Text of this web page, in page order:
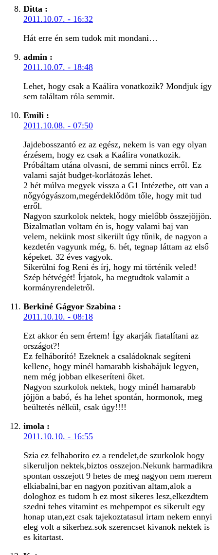
Ditta :
2011.10.07. - 16:32
Hát erre én sem tudok mit mondani…
admin :
2011.10.07. - 18:48
Lehet, hogy csak a Kaálira vonatkozik? Mondjuk így
sem találtam róla semmit.
Emili :
2011.10.08. - 07:50
Jajdebosszantó ez az egész, nekem is van egy olyan
érzésem, hogy ez csak a Kaálira vonatkozik.
Próbáltam utána olvasni, de semmi nincs erről. Ez
valami saját budget-korlátozás lehet.
2 hét múlva megyek vissza a G1 Intézetbe, ott van a
nőgyógyászom,megérdeklődöm tőle, hogy mit tud
erről.
Nagyon szurkolok nektek, hogy mielőbb összejöjjön.
Bizalmatlan voltam én is, hogy valami baj van
velem, nekünk most sikerült úgy tűnik, de nagyon a
kezdetén vagyunk még, 6. hét, tegnap láttam az első
képeket. 32 éves vagyok.
Sikerülni fog Reni és írj, hogy mi történik veled!
Szép hétvégét! Írjatok, ha megtudtok valamit a
kormányrendeletről.
Berkiné Gágyor Szabina :
2011.10.10. - 08:18
Ezt akkor én sem értem! Így akarják fiatalítani az
országot?!
Ez felháborító! Ezeknek a családoknak segíteni
kellene, hogy minél hamarabb kisbabájuk legyen,
nem még jobban elkeseríteni őket.
Nagyon szurkolok nektek, hogy minél hamarabb
jöjjön a babó, és ha lehet spontán, hormonok, meg
beültetés nélkül, csak úgy!!!!
imola :
2011.10.10. - 16:55
Szia ez felhaborito ez a rendelet,de szurkolok hogy
sikeruljon nektek,biztos osszejon.Nekunk harmadikra
spontan osszejott 9 hetes de meg nagyon nem merem
elkiabalni,bar en nagyon pozitivan altam,alok a
dologhoz es tudom h ez most sikeres lesz,elkezdtem
szedni tehes vitamint es mehpempot es sikerult egy
honap utan,ezt csak tajekoztatasul irtam nekem ennyi
eleg volt a sikerhez.sok szerencset kivanok nektek is
es kitartast.